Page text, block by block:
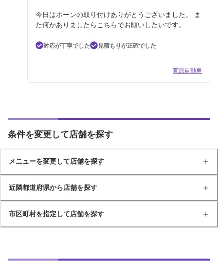
今日はホーンの取り付けありがとうございました。 ま
た何かありましたらこちらでお願いしたいです。
対応が丁寧でした 見積もりが正確でした
菅原自動車
条件を変更して店舗を探す
メニューを変更して店舗を探す
近隣都道府県から店舗を探す
市区町村を指定して店舗を探す